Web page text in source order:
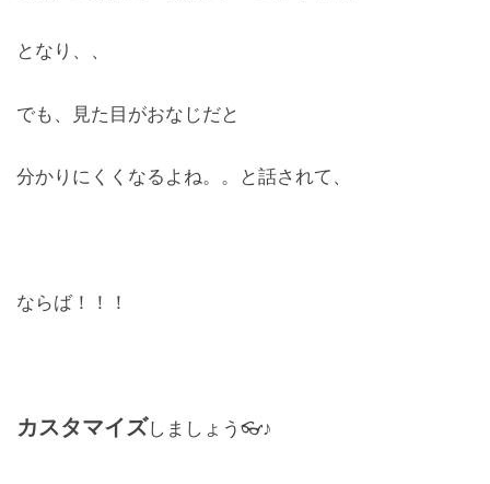
Q＆A
お問合せ
となり、、
でも、見た目がおなじだと
分かりにくくなるよね。。と話されて、
ならば！！！
カスタマイズしましょう👓♪